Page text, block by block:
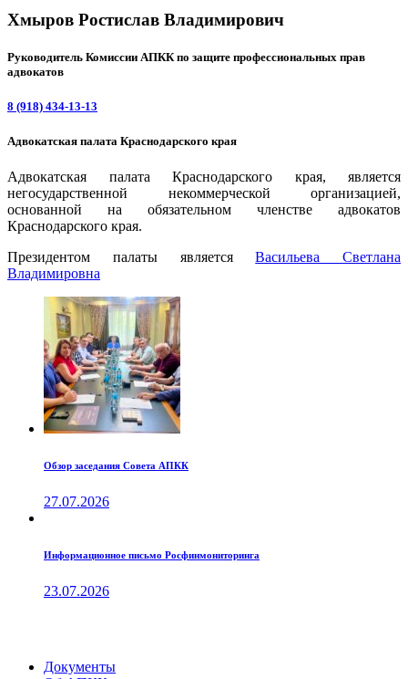
Хмыров Ростислав Владимирович
Руководитель Комиссии АПКК по защите профессиональных прав
адвокатов
8 (918) 434-13-13
Адвокатская палата Краснодарского края
Адвокатская палата Краснодарского края, является
негосударственной некоммерческой организацией,
основанной на обязательном членстве адвокатов
Краснодарского края.
Президентом палаты являетсяВаcильева Светлана
Владимировна
Обзор заседания Совета АПКК
27.07.2026
Информационное письмо Росфинмониторинга
23.07.2026
Документы